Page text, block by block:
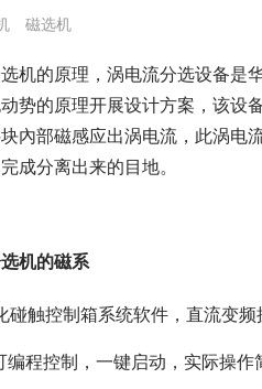
磁选机
机的原理，涡电流分选设备是
势的原理开展设计方案，该设
內部磁感应出涡电流，此涡电
成分离出来的目地。
机的磁系
碰触控制箱系统软件，直流变频
编程控制，一键启动，实际操作